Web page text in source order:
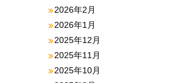
2026年2月
2026年1月
2025年12月
2025年11月
2025年10月